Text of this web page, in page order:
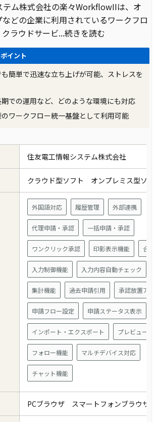
テム株式会社の楽々WorkflowIIは、オ
どの企業に利用されているワークフロ
ラウドサービ...続きを読む
イント
簡単で迅速な立ち上げが可能、ストレスを
での運用など、どのような環境にも対応
ワークフロー統一基盤として利用可能
住友電工情報システム株式会社
クラウド型ソフト オンプレミス型ソ
外国語対応 履歴管理 外部連携
代理申請・承認 一括申請・承認
ワンクリック承認 印影表示機能 合議
入力制御機能 入力内容自動チェック
集計機能 過去申請引用 承認放置アラ
申請フロー設定 申請ステータス表示
インポート・エクスポート プレビュー機
フォロー機能 マルチデバイス対応
チャット機能
PCブラウザ スマートフォンブラウザ